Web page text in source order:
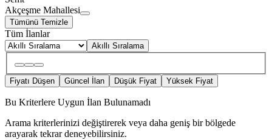
Akçeşme Mahallesi
Tümünü Temizle
Tüm İlanlar
Akıllı Sıralama
Fiyatı Düşen Güncel İlan Düşük Fiyat Yüksek Fiyat
Bu Kriterlere Uygun İlan Bulunamadı
Arama kriterlerinizi değiştirerek veya daha geniş bir bölgede
arayarak tekrar deneyebilirsiniz.